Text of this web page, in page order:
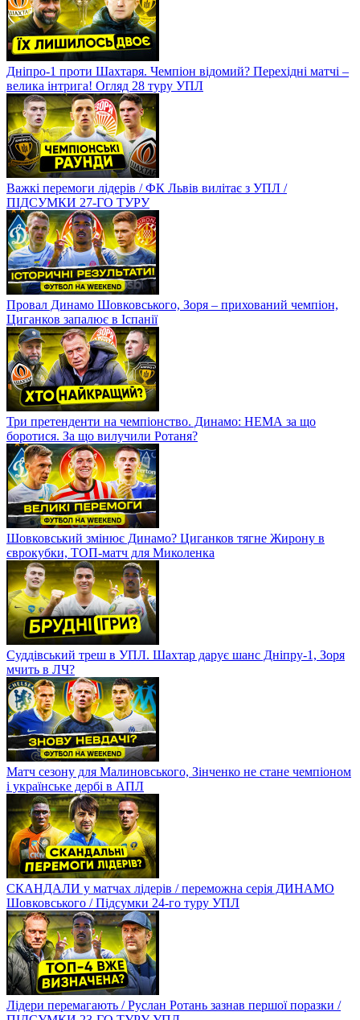
Дніпро-1 проти Шахтаря. Чемпіон відомий? Перехідні матчі –
велика інтрига! Огляд 28 туру УПЛ
Важкі перемоги лідерів / ФК Львів вилітає з УПЛ /
ПІДСУМКИ 27-ГО ТУРУ
Провал Динамо Шовковського, Зоря – прихований чемпіон,
Циганков запалює в Іспанії
Три претенденти на чемпіонство. Динамо: НЕМА за що
боротися. За що вилучили Ротаня?
Шовковський змінює Динамо? Циганков тягне Жирону в
єврокубки, ТОП-матч для Миколенка
Суддівський треш в УПЛ. Шахтар дарує шанс Дніпру-1, Зоря
мчить в ЛЧ?
Матч сезону для Малиновського, Зінченко не стане чемпіоном
і українське дербі в АПЛ
СКАНДАЛИ у матчах лідерів / переможна серія ДИНАМО
Шовковського / Підсумки 24-го туру УПЛ
Лідери перемагають / Руслан Ротань зазнав першої поразки /